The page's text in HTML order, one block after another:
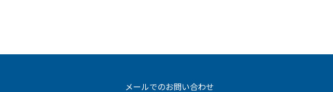
メールでのお問い合わせ